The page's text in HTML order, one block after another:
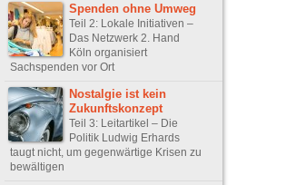
Spenden ohne Umweg
Teil 2: Lokale Initiativen –
Das Netzwerk 2. Hand
Köln organisiert
Sachspenden vor Ort
Nostalgie ist kein
Zukunftskonzept
Teil 3: Leitartikel – Die
Politik Ludwig Erhards
taugt nicht, um gegenwärtige Krisen zu
bewältigen